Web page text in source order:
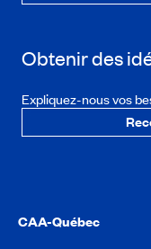
Obtenir des
Expliquez-nous vos
CAA-Québec